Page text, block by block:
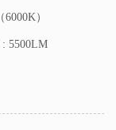
）
5500LM